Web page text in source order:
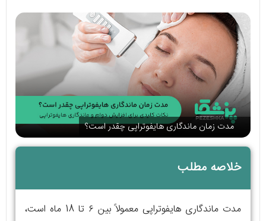
مدت زمان ماندگاری هایفوتراپی چقدر است؟
خلاصه مطلب
مدت ماندگاری هایفوتراپی معمولاً بین ۶ تا 18 ماه است،